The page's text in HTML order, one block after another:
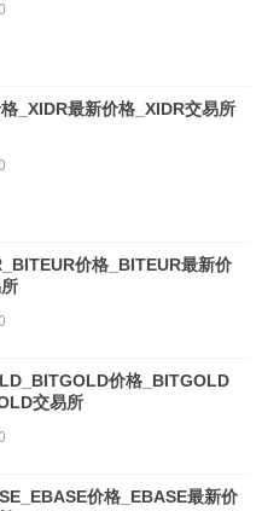
_XIDR最新价格_XIDR交易所
价格_BITEUR最新价
价格_BITGOLD
交易所
价格_EBASE最新价